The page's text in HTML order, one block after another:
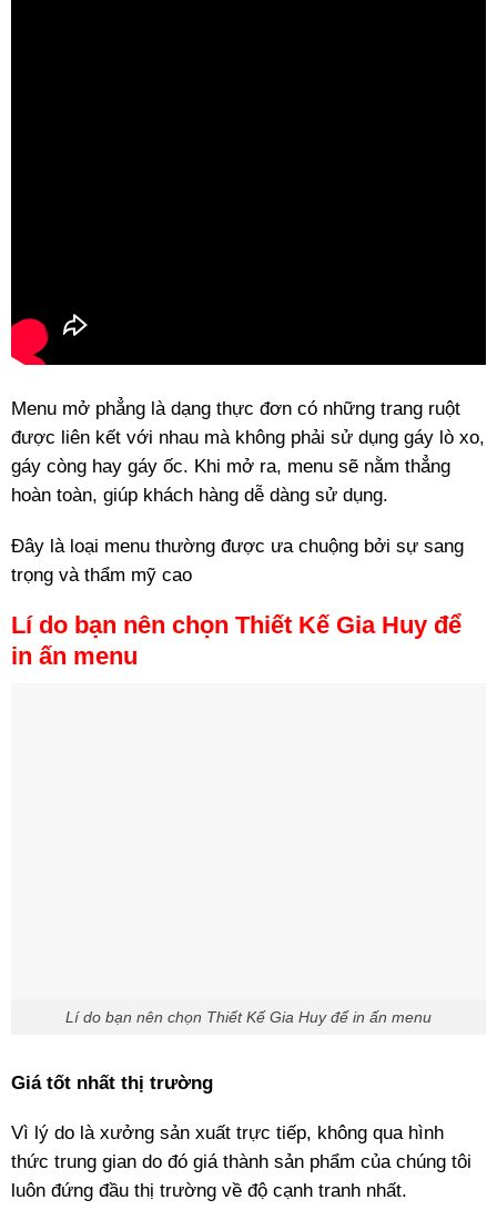
Menu mở phẳng là dạng thực đơn có những trang ruột
được liên kết với nhau mà không phải sử dụng gáy lò xo,
gáy còng hay gáy ốc. Khi mở ra, menu sẽ nằm thẳng
hoàn toàn, giúp khách hàng dễ dàng sử dụng.
Đây là loại menu thường được ưa chuộng bởi sự sang
trọng và thẩm mỹ cao
Lí do bạn nên chọn Thiết Kế Gia Huy để
in ấn menu
Lí do bạn nên chọn Thiết Kế Gia Huy để in ấn menu
Giá tốt nhất thị trường
Vì lý do là xưởng sản xuất trực tiếp, không qua hình
thức trung gian do đó giá thành sản phẩm của chúng tôi
luôn đứng đầu thị trường về độ cạnh tranh nhất.